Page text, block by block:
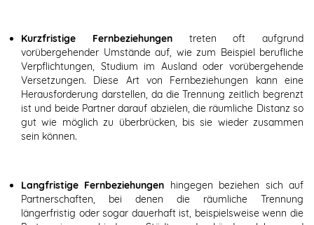
Kurzfristige Fernbeziehungentreten oft aufgrund
vorübergehender Umstände auf, wie zum Beispiel berufliche
Verpflichtungen, Studium im Ausland oder vorübergehende
Versetzungen. Diese Art von Fernbeziehungen kann eine
Herausforderung darstellen, da die Trennung zeitlich begrenzt
ist und beide Partner darauf abzielen, die räumliche Distanz so
gut wie möglich zu überbrücken, bis sie wieder zusammen
sein können.
Langfristige Fernbeziehungen hingegen beziehen sich auf
Partnerschaften, bei denen die räumliche Trennung
längerfristig oder sogar dauerhaft ist, beispielsweise wenn die